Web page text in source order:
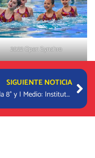
2022 Open Synchro
SIGUIENTE NOTICIA
Charla 8° y I Medio: Instituto Chileno Francés